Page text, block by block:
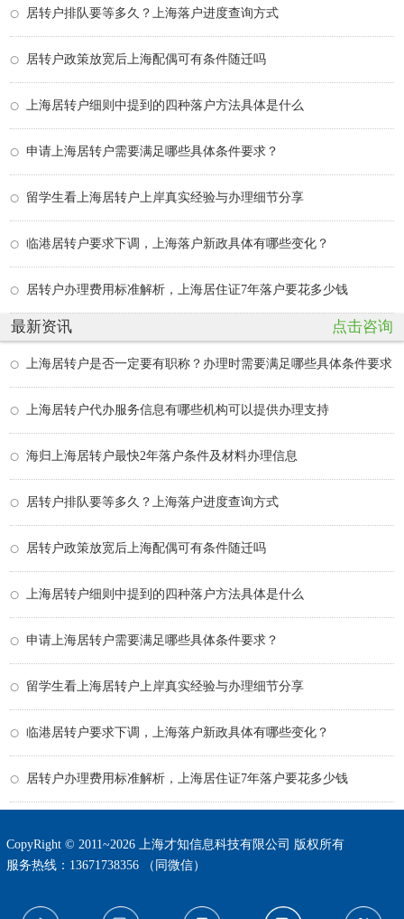
居转户排队要等多久？上海落户进度查询方式
居转户政策放宽后上海配偶可有条件随迁吗
上海居转户细则中提到的四种落户方法具体是什么
申请上海居转户需要满足哪些具体条件要求？
留学生看上海居转户上岸真实经验与办理细节分享
临港居转户要求下调，上海落户新政具体有哪些变化？
居转户办理费用标准解析，上海居住证7年落户要花多少钱
最新资讯 点击咨询
上海居转户是否一定要有职称？办理时需要满足哪些具体条件要求
上海居转户代办服务信息有哪些机构可以提供办理支持
海归上海居转户最快2年落户条件及材料办理信息
居转户排队要等多久？上海落户进度查询方式
居转户政策放宽后上海配偶可有条件随迁吗
上海居转户细则中提到的四种落户方法具体是什么
申请上海居转户需要满足哪些具体条件要求？
留学生看上海居转户上岸真实经验与办理细节分享
临港居转户要求下调，上海落户新政具体有哪些变化？
居转户办理费用标准解析，上海居住证7年落户要花多少钱
CopyRight © 2011~2026 上海才知信息科技有限公司 版权所有
服务热线：13671738356 （同微信）